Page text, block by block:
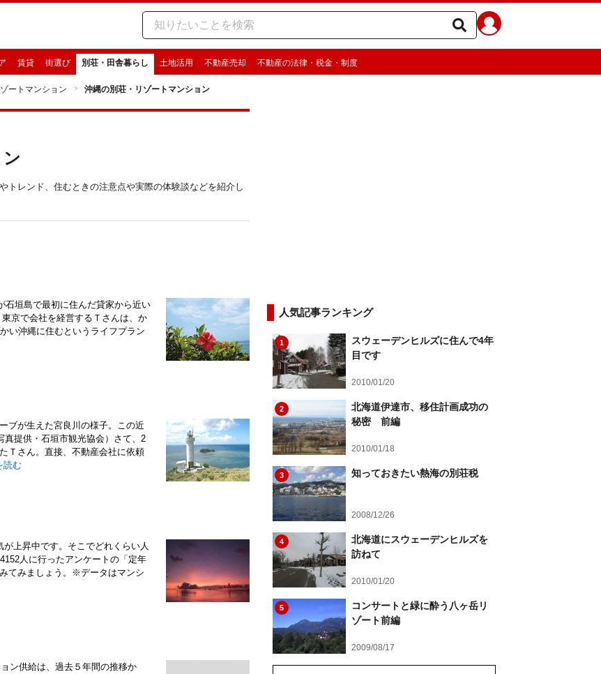
賃貸 街選び 別荘・田舎暮らし 土地活用 不動産売却 不動産の法律・税金・制度
ートマンション 沖縄の別荘・リゾートマンション
トレンド、住むときの注意点や実際の体験談などを紹介し
石垣島で最初に住んだ貸家から近い
京で会社を経営するＴさんは、か
い沖縄に住むというライフプラン
ブが生えた宮良川の様子。この近
真提供・石垣市観光協会）さて、2
Ｔさん。直接、不動産会社に依頼
読む
上昇中です。そこでどれくらい人
人に行ったアンケートの「定年
てみましょう。※データはマンシ
ン供給は、過去５年間の推移か
人気記事ランキング
1
スウェーデンヒルズに住んで4年
目です
2010/01/20
2
北海道伊達市、移住計画成功の
秘密 前編
2010/01/18
3 知っておきたい熱海の別荘税
2008/12/26
4
北海道にスウェーデンヒルズを
訪ねて
2010/01/20
5
コンサートと緑に酔う八ヶ岳リ
ゾート前編
2009/08/17